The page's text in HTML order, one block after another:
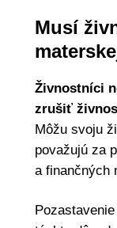
Musí
Živnostníci
zrušiť
Môžu svoju
považujú za
a finančných